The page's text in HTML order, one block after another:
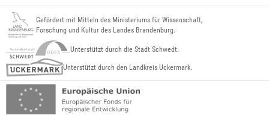
Gefördert mit Mitteln des Ministeriums für Wissenschaft,
Forschung und Kultur des Landes Brandenburg.
Unterstützt durch die Stadt Schwedt.
Unterstützt durch den Landkreis Uckermark.